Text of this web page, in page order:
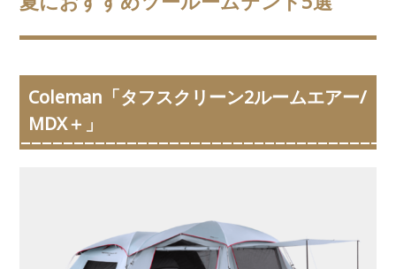
Coleman「タフスクリーン2ルームエアー/
MDX＋」